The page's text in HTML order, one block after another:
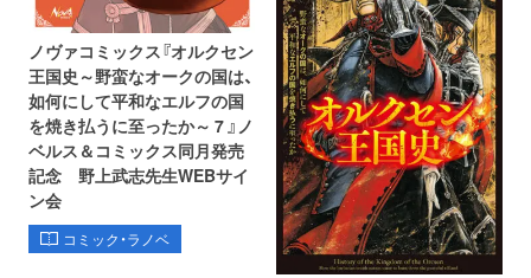
ノヴァコミックス『オルクセン
王国史～野蛮なオークの国は、
如何にして平和なエルフの国
を焼き払うに至ったか～ 7 』ノ
ベルス＆コミックス同月発売
記念 野上武志先生WEBサイ
ン会
コミック・ラノベ